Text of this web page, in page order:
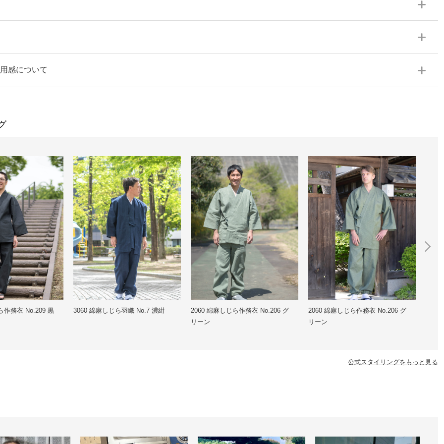
前ボタン、共布紐、ファスナー付、ポケット左右各１個、裾共布紐仕様
使用/柔軟剤使用不可）
)
感について
作務衣 No.209 黒 3060 綿麻しじら羽織 No.7 濃紺
2060 綿麻しじら作務衣 No.206 グ
リーン
2060 綿麻しじら作務衣 No.206 グ
リーン
公式スタイリングをもっと見る